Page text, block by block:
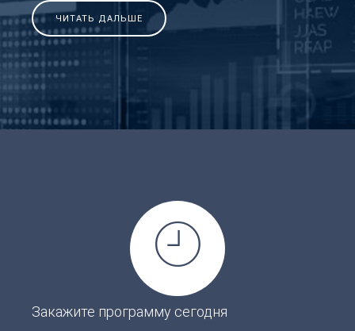
ЧИТАТЬ ДАЛЬШЕ
Закажите программу сегодня